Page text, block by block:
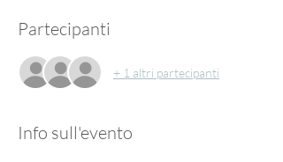
Partecipanti
+ 1 altri partecipanti
Info sull'evento